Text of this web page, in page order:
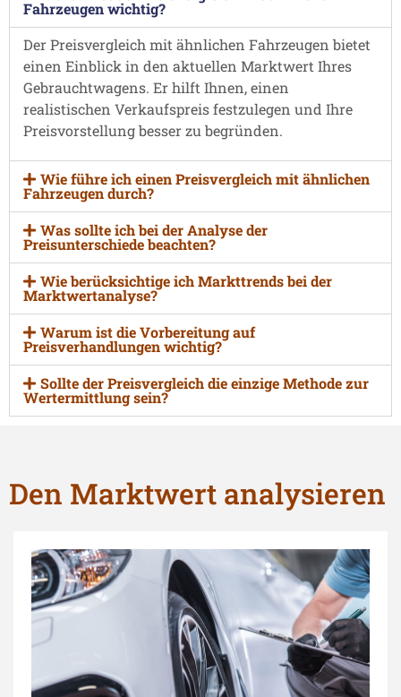
Fahrzeugen wichtig?
Der Preisvergleich mit ähnlichen Fahrzeugen bietet
einen Einblick in den aktuellen Marktwert Ihres
Gebrauchtwagens. Er hilft Ihnen, einen
realistischen Verkaufspreis festzulegen und Ihre
Preisvorstellung besser zu begründen.
Wie führe ich einen Preisvergleich mit ähnlichen
Fahrzeugen durch?
Was sollte ich bei der Analyse der
Preisunterschiede beachten?
Wie berücksichtige ich Markttrends bei der
Marktwertanalyse?
Warum ist die Vorbereitung auf
Preisverhandlungen wichtig?
Sollte der Preisvergleich die einzige Methode zur
Wertermittlung sein?
Den Marktwert analysieren